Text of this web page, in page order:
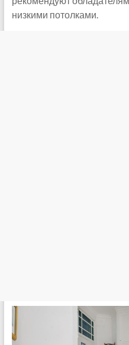
низкими потолками.